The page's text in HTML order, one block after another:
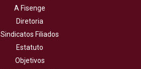
A Fisenge
Diretoria
Sindicatos Filiados
Estatuto
Objetivos